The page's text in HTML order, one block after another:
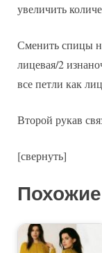
увеличить
Сменить спицы
лицевая/2
все петли как
Второй рукав
[свернуть]